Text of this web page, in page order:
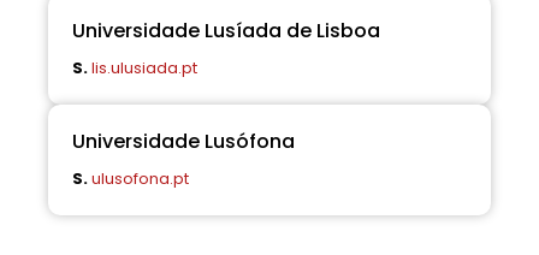
Universidade Lusíada de Lisboa
S.lis.ulusiada.pt
Universidade Lusófona
S.ulusofona.pt